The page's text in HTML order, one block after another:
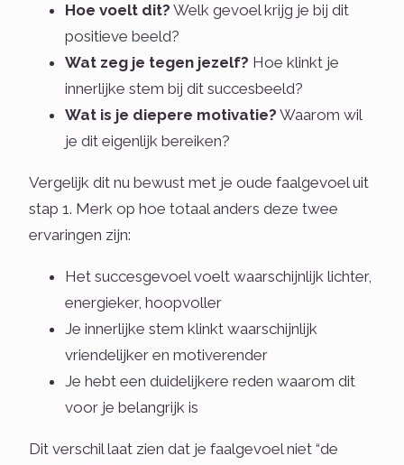
Hoe voelt dit? Welk gevoel krijg je bij dit
positieve beeld?
Wat zeg je tegen jezelf? Hoe klinkt je
innerlijke stem bij dit succesbeeld?
Wat is je diepere motivatie? Waarom wil
je dit eigenlijk bereiken?
Vergelijk dit nu bewust met je oude faalgevoel uit
stap 1. Merk op hoe totaal anders deze twee
ervaringen zijn:
Het succesgevoel voelt waarschijnlijk lichter,
energieker, hoopvoller
Je innerlijke stem klinkt waarschijnlijk
vriendelijker en motiverender
Je hebt een duidelijkere reden waarom dit
voor je belangrijk is
Dit verschil laat zien dat je faalgevoel niet “de